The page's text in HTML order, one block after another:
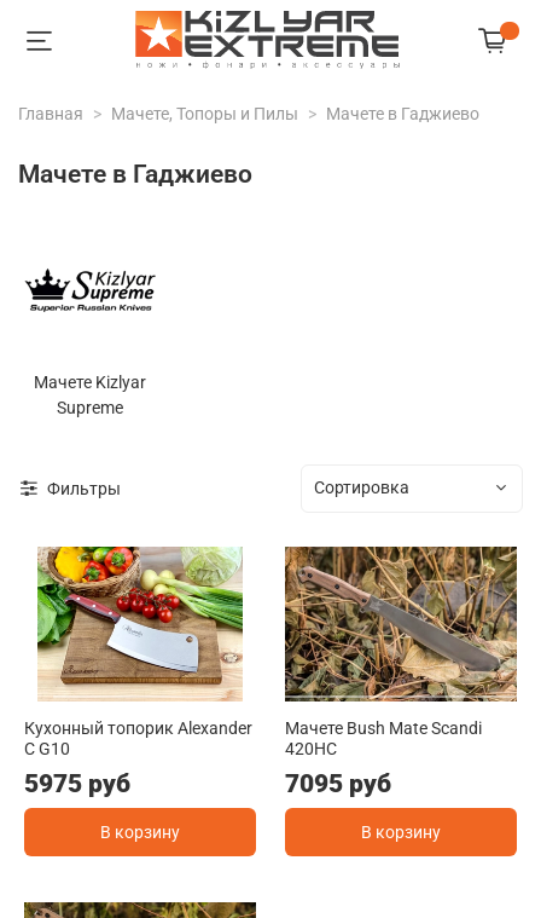
Главная Мачете, Топоры и Пилы Мачете в Гаджиево
Мачете в Гаджиево
Мачете Kizlyar
Supreme
Фильтры
Кухонный топорик Alexander
C G10
5975 руб
В корзину
Мачете Bush Mate Scandi
420HC
7095 руб
В корзину